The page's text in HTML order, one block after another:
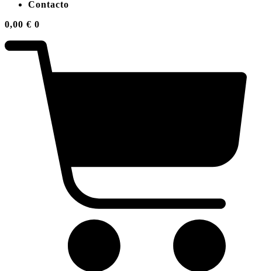
Contacto
0,00 € 0